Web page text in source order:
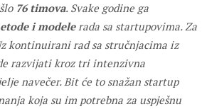
76 timova. Svake godine ga
i modelerada sa startupovima. Za
kontinuirani rad sa stručnjacima iz
razvijati kroz tri intenzivna
navečer. Bit će to snažan startup
koja su im potrebna za uspješnu